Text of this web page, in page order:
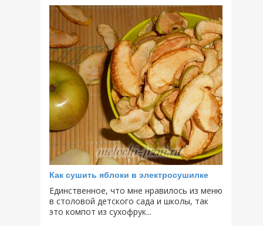
Как сушить яблоки в электросушилке
Единственное, что мне нравилось из меню
в столовой детского сада и школы, так
это компот из сухофрук...